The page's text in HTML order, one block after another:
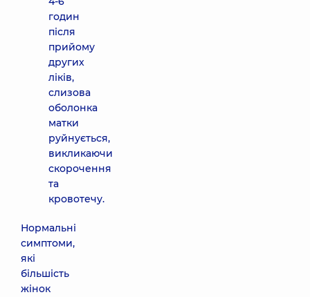
годин
після
прийому
других
ліків,
слизова
оболонка
матки
руйнується,
викликаючи
скорочення
та
кровотечу.
Нормальні
симптоми,
які
більшість
жінок